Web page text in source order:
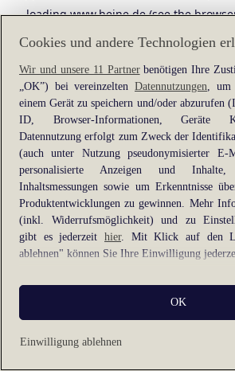
loadingwww.heine.de(see the
information).
Cookies und andere Technologien
Wir und unsere 11 Partnerbenötigen Ihre
„OK”) bei vereinzelten Datennutzungen, um
einem Gerät zu speichern und/oder abzurufen
ID, Browser-Informationen, Geräte
Datennutzung erfolgt zum Zweck der
(auch unter Nutzung pseudonymisierter E-
personalisierte Anzeigen und
Inhaltsmessungen sowie um Erkenntnisse
Produktentwicklungen zu gewinnen. Mehr
(inkl. Widerrufsmöglichkeit) und zu
gibt es jederzeit hier. Mit Klick auf den
ablehnen" können Sie Ihre Einwilligung
Sie können Ihre Einwilligung auch jederzeit
für die Zukunft widerrufen, indem Sie z.
"Cookie-Einstellungen" im Footer der
ablehnen" klicken.
Einwilligung ablehnen
OK